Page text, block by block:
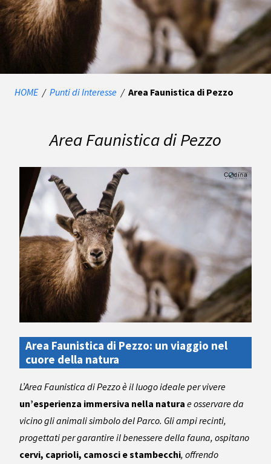
HOME / Punti di Interesse / Area Faunistica di Pezzo
Area Faunistica di Pezzo
Area Faunistica di Pezzo: un viaggio nel
cuore della natura
L’Area Faunistica di Pezzo è il luogo ideale per vivere
un’esperienza immersiva nella natura e osservare da
vicino gli animali simbolo del Parco. Gli ampi recinti,
progettati per garantire il benessere della fauna, ospitano
cervi, caprioli, camosci e stambecchi, offrendo